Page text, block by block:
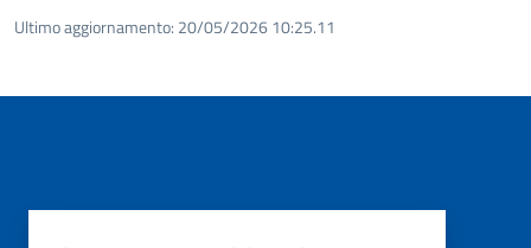
Ultimo aggiornamento: 20/05/2026 10:25.11